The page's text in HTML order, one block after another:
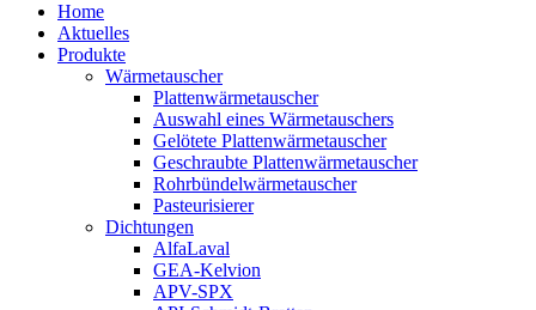
Home
Aktuelles
Produkte
Wärmetauscher
Plattenwärmetauscher
Auswahl eines Wärmetauschers
Gelötete Plattenwärmetauscher
Geschraubte Plattenwärmetauscher
Rohrbündelwärmetauscher
Pasteurisierer
Dichtungen
AlfaLaval
GEA-Kelvion
APV-SPX